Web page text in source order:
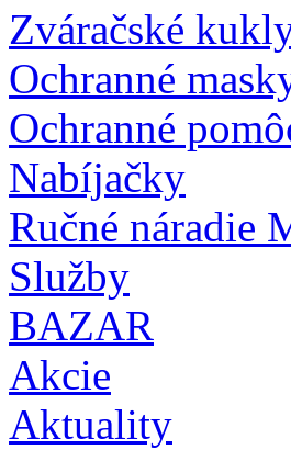
Zváračské
Ochranné
Ochranné
Nabíjačky
Ručné náradie
Služby
BAZAR
Akcie
Aktuality